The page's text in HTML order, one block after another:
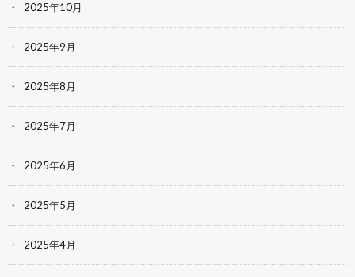
2025年10月
2025年9月
2025年8月
2025年7月
2025年6月
2025年5月
2025年4月